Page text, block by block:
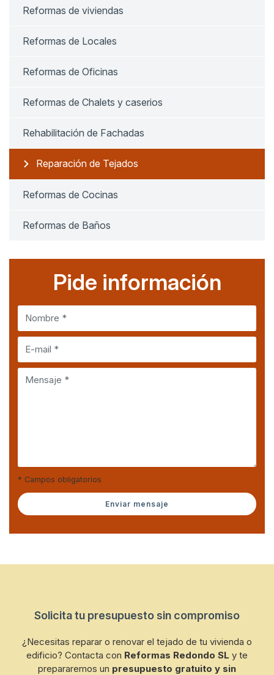
Reformas de viviendas
Reformas de Locales
Reformas de Oficinas
Reformas de Chalets y caserios
Rehabilitación de Fachadas
Reparación de Tejados
Reformas de Cocinas
Reformas de Baños
Pide información
* Campos obligatorios
Enviar mensaje
Solicita tu presupuesto sin compromiso
¿Necesitas reparar o renovar el tejado de tu vivienda o
edificio? Contacta con Reformas Redondo SL y te
prepararemos un presupuesto gratuito y sin